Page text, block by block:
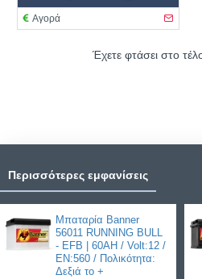
Αγορά
Έχετε φτάσει στο
Περισσότερες εμφανίσεις
Μπαταρία Banner
56011 RUNNING BULL
- EFB | 60AH / Volt:12 /
EN:560 / Πολικότητα:
Δεξιά το +